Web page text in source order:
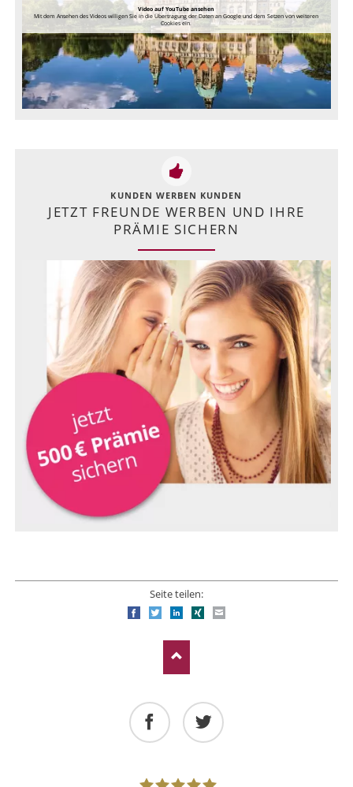
Video auf YouTube ansehen
Mit dem Ansehen des Videos willigen Sie in die Übertragung der Daten an Google und dem Setzen von weiteren
Cookies ein.
KUNDEN WERBEN KUNDEN
JETZT FREUNDE WERBEN UND IHRE
PRÄMIE SICHERN
Seite teilen:
FacebookTwitterLinkedIn
Xing